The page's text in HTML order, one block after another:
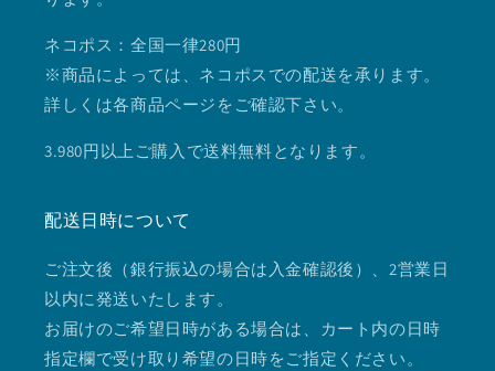
ネコポス：全国一律280円
※商品によっては、ネコポスでの配送を承ります。
詳しくは各商品ページをご確認下さい。
3.980円以上ご購入で送料無料となります。
配送日時について
ご注文後（銀行振込の場合は入金確認後）、2営業日
以内に発送いたします。
お届けのご希望日時がある場合は、カート内の日時
指定欄で受け取り希望の日時をご指定ください。